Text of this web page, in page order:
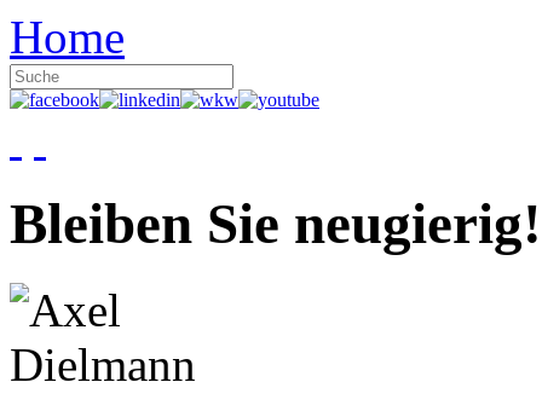
Home
Bleiben Sie neugierig!